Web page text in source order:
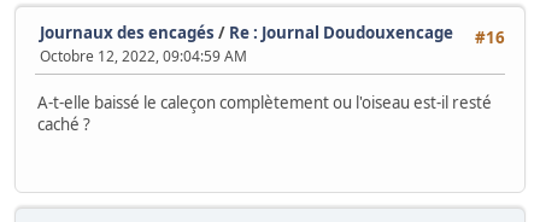
#16
Journaux des encagés / Re : Journal Doudouxencage
Octobre 12, 2022, 09:04:59 AM
A-t-elle baissé le caleçon complètement ou l'oiseau est-il resté
caché ?